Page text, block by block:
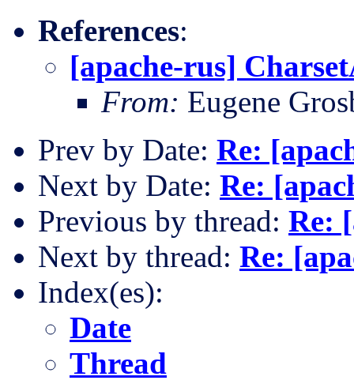
References:
[apache-rus]
From: Eugene
Prev by Date: Re:
Next by Date: Re:
Previous by thread: Re:
Next by thread: Re:
Index(es):
Date
Thread